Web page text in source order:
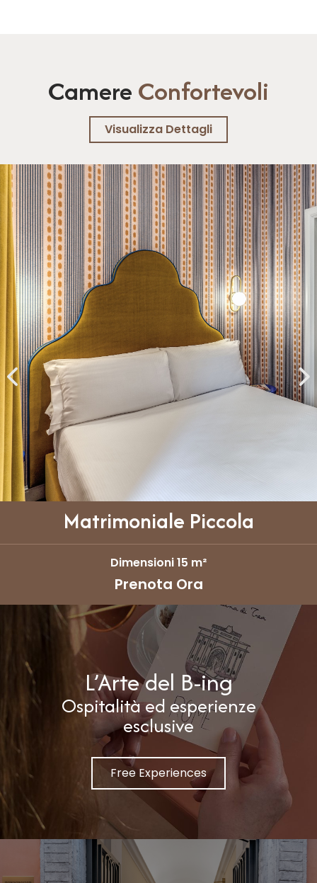
CamereConfortevoli
Visualizza Dettagli
Matrimoniale Piccola
Dimensioni 15 m²
Prenota Ora
L’Arte del B-ing
Ospitalità ed esperienze
esclusive
Free Experiences